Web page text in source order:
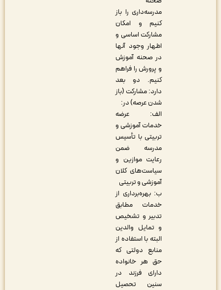
مدرسه‌داری را باز
کنیم و امکان
مشارکت اساسی و
اظهار وجود آنها
در صحنه آموزش
و پرورش را فراهم
کنیم. دو بعد
دارد: مشارکت (باز
شدن عرصه) در:
الف: عرضه
خدمات آموزشی و
تربیتی با تأسیس
مدرسه ضمن
رعایت موازین و
سیاست‌های کلان
آموزشی و تربیتی
ب: بهره‌برداری از
خدمات مطابق
تدبیر و تشخیص
و تمایل والدین
البته با استفاده از
منابع دولتی که
حق هر خانواده
دارای فرزند در
سنین تحصیل